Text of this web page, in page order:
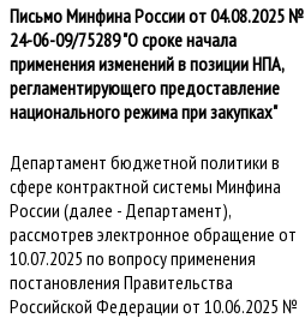
Письмо Минфина России от 04.08.2025 №
24-06-09/75289 "О сроке начала
применения изменений в позиции НПА,
регламентирующего предоставление
национального режима при закупках"
Департамент бюджетной политики в
сфере контрактной системы Минфина
России (далее - Департамент),
рассмотрев электронное обращение от
10.07.2025 по вопросу применения
постановления Правительства
Российской Федерации от 10.06.2025 №